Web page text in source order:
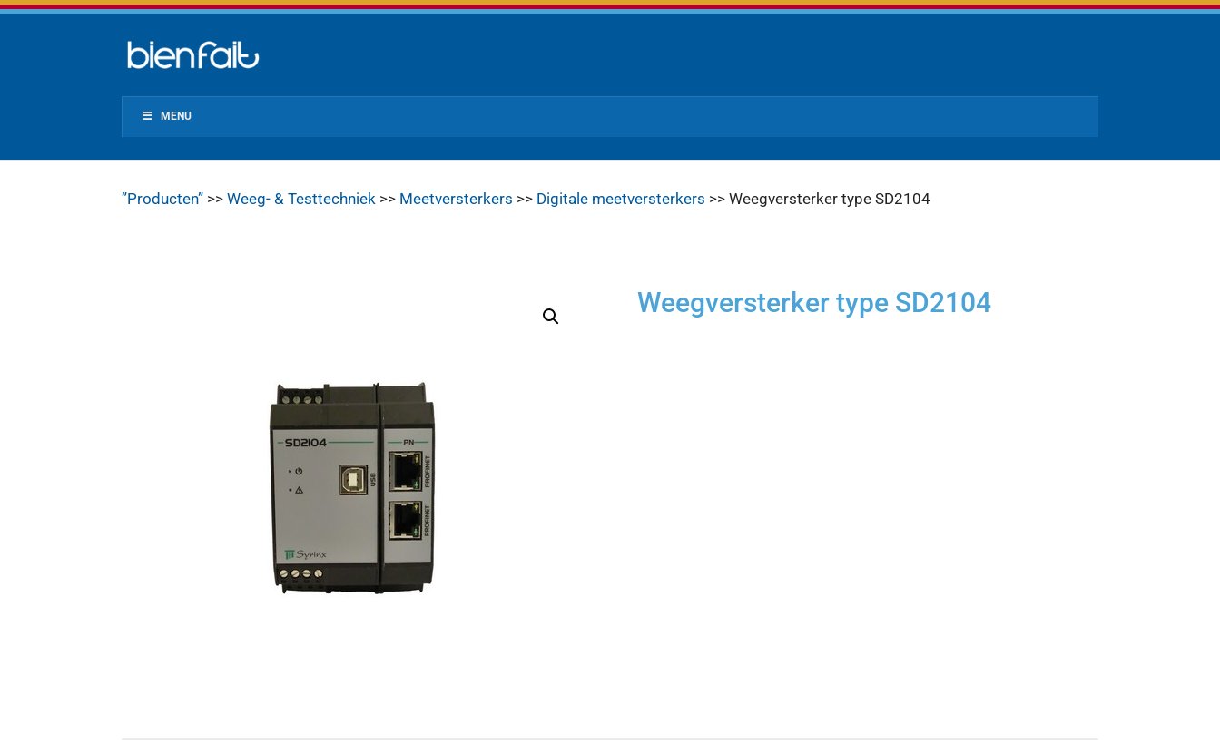
MENU
”Producten” >>Weeg- & Testtechniek >> Meetversterkers >> Digitale meetversterkers >> Weegversterker type SD2104
Weegversterker type SD2104